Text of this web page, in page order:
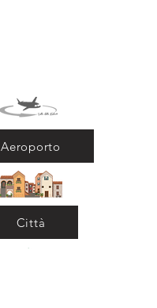
Aeroporto
Città